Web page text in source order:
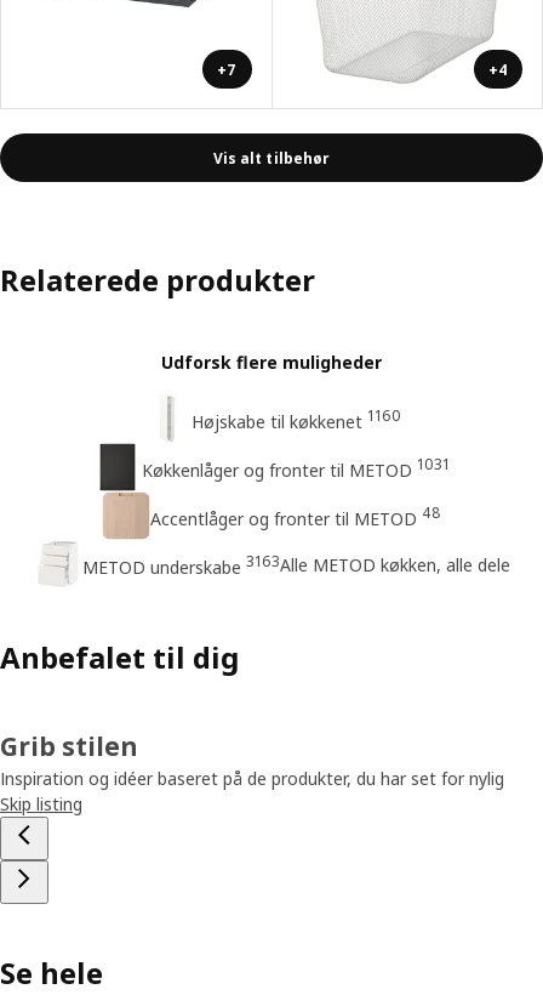
+7 +4
Vis alt tilbehør
Relaterede produkter
Udforsk flere muligheder
Højskabe til køkkenet 1160
Køkkenlåger og fronter til METOD 1031
Accentlåger og fronter til METOD 48
METOD underskabe 3163Alle METOD køkken, alle dele
Anbefalet til dig
Grib stilen
Inspiration og idéer baseret på de produkter, du har set for nylig
Skip listing
Se hele